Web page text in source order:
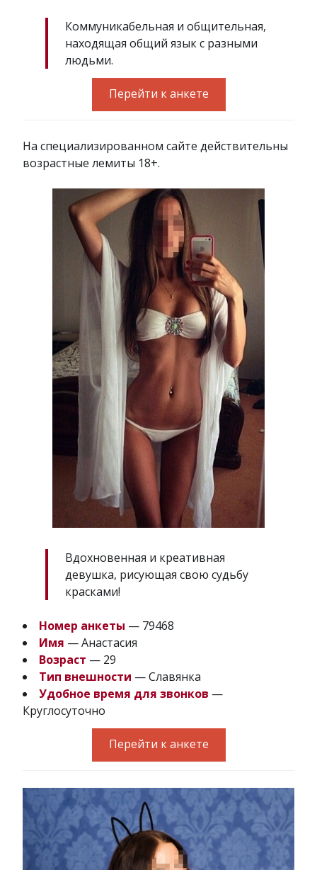
Коммуникабельная и общительная,
находящая общий язык с разными
людьми.
Перейти к анкете
На специализированном сайте действительны
возрастные лемиты 18+.
Вдохновенная и креативная
девушка, рисующая свою судьбу
красками!
Номер анкеты — 79468
Имя — Анастасия
Возраст — 29
Тип внешности — Славянка
Удобное время для звонков —
Круглосуточно
Перейти к анкете